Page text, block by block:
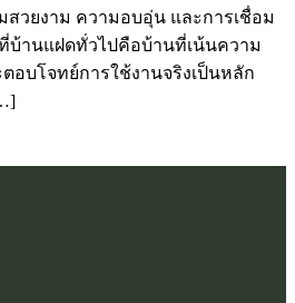
วยงาม ความอบอุ่น และการเชื่อม
านแฝดทั่วไปคือบ้านที่เน้นความ
อบโจทย์การใช้งานจริงเป็นหลัก